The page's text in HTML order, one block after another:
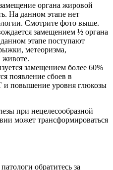
органа жировой
На данном этапе нет
Смотрите фото выше.
замещением ½ органа
этапе поступают
метеоризма,
животе.
замещением более 60%
появление сбоев в
повышение уровня глюкозы
при нецелесообразной
может трансформироваться
обратитесь за